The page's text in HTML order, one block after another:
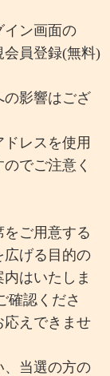
ン画面の
会員登録(無料)
影響はござ
レスを使用
でご注意く
ご用意する
広げる目的の
はいたしま
確認くださ
応えできませ
当選の方の